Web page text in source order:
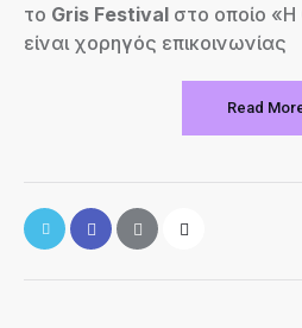
το Gris Festival στο οποίο
είναι χορηγός επικοινωνίας
Read